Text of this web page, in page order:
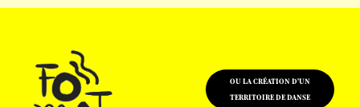
OU LA CRÉATION D'UN
TERRITOIRE DE DANSE